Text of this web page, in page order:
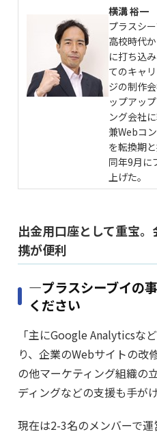
横溝 裕一
プラスシ
高校時代
に打ち込
てのキャ
ジの制作
ップアッ
ング会社
兼Webコ
を転換期
同年9月に
上げた。
出金用口座として重宝
携が便利
―プラスシーブイの
ください
「主にGoogle Analyticsな
り、企業のWebサイトの改
の他マーケティング組織の
ディングなどの支援も手が
現在は2-3名のメンバーで